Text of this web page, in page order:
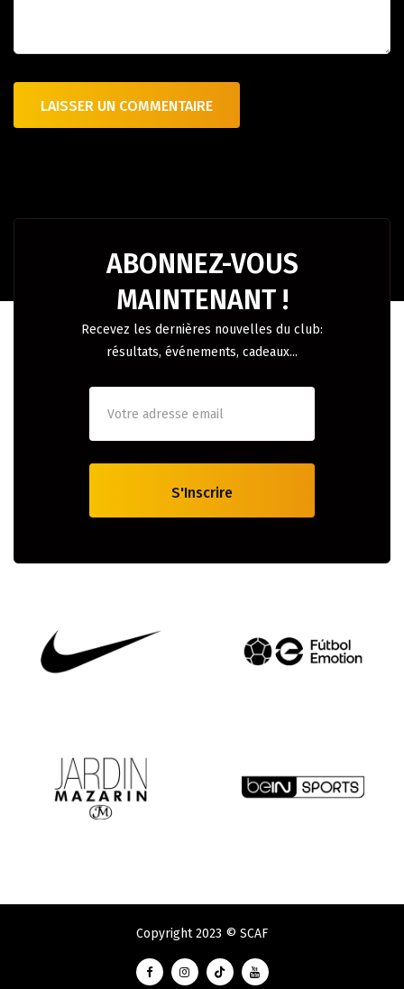
ABONNEZ-VOUS
MAINTENANT !
Recevez les dernières nouvelles du club:
résultats, événements, cadeaux...
Copyright 2023 © SCAF